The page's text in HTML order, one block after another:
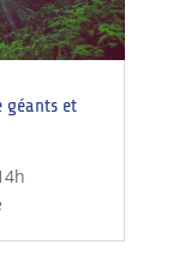
géants et